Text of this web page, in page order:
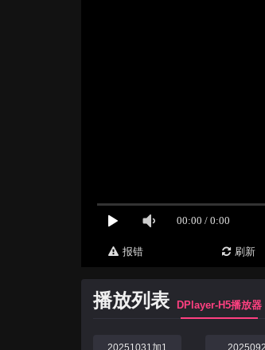
报错 刷新
播放列表 DPlayer-H5播放器
20251031加1